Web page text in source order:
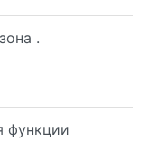
.
функции